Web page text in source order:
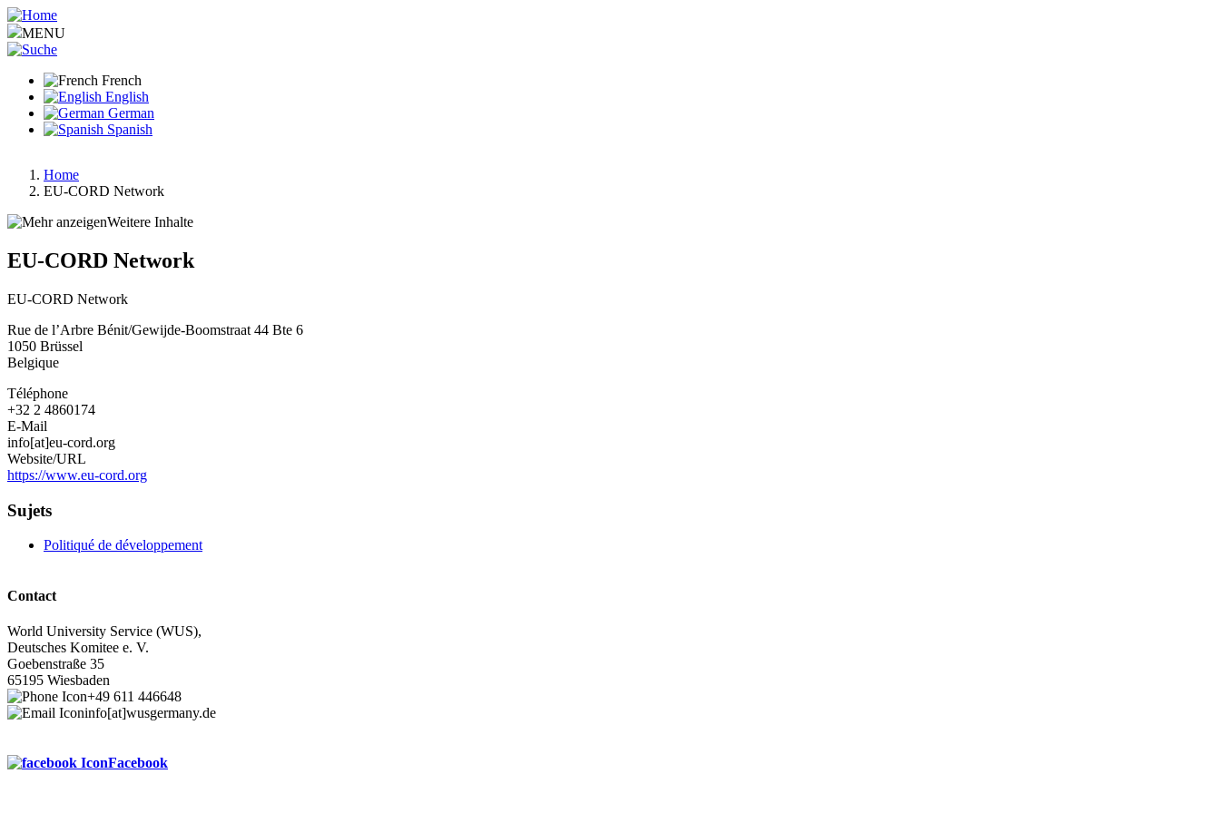
Aller
au
contenu
MENU
French
English
German
Spanish
Fil
d'Ariane
Home
EU-CORD Network
Weitere Inhalte
EU-CORD Network
EU-CORD Network
Rue de l’Arbre Bénit/Gewijde-Boomstraat 44 Bte 6
1050 Brüssel
Belgique
Téléphone
+32 2 4860174
E-Mail
info[at]eu-cord.org
Website/URL
https://www.eu-cord.org
Sujets
Politiqué de développement
Contact
World University Service (WUS),
Deutsches Komitee e. V.
Goebenstraße 35
65195 Wiesbaden
+49 611 446648
info[at]wusgermany.de
Facebook